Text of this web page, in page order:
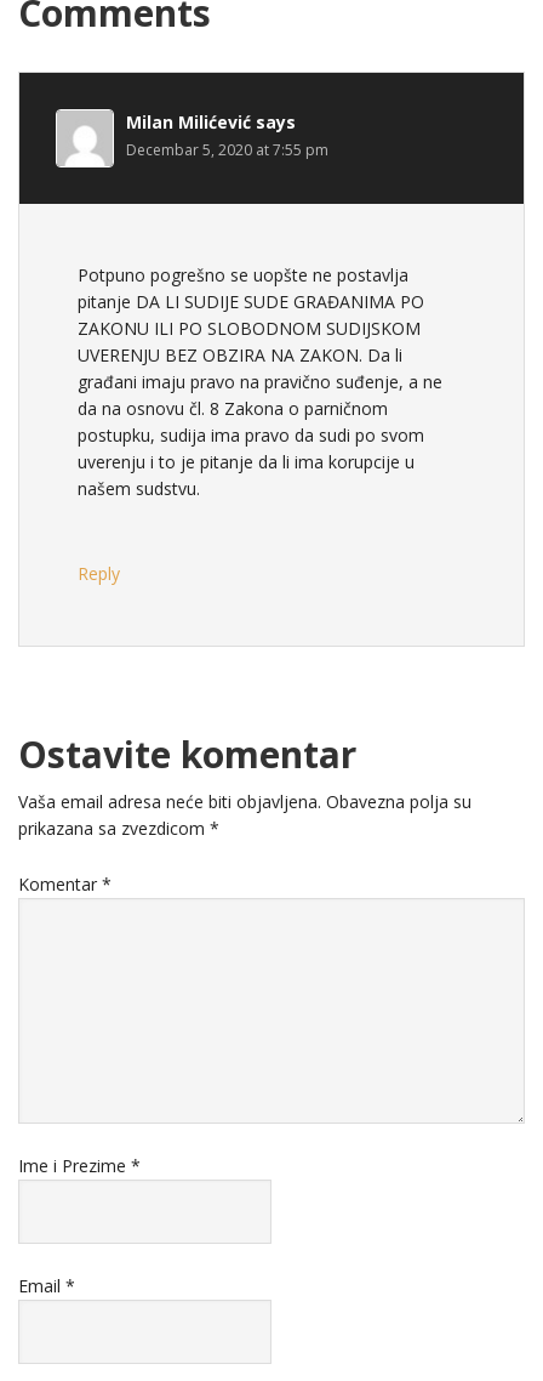
Comments
Milan Milićević says
Decembar 5, 2020 at 7:55 pm
Potpuno pogrešno se uopšte ne postavlja
pitanje DA LI SUDIJE SUDE GRAĐANIMA PO
ZAKONU ILI PO SLOBODNOM SUDIJSKOM
UVERENJU BEZ OBZIRA NA ZAKON. Da li
građani imaju pravo na pravično suđenje, a ne
da na osnovu čl. 8 Zakona o parničnom
postupku, sudija ima pravo da sudi po svom
uverenju i to je pitanje da li ima korupcije u
našem sudstvu.
Reply
Ostavite komentar
Vaša email adresa neće biti objavljena. Obavezna polja su
prikazana sa zvezdicom *
Komentar *
Ime i Prezime *
Email *